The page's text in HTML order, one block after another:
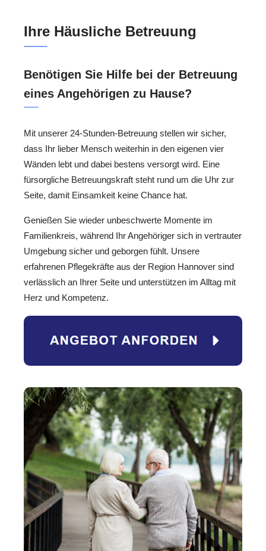
Ihre Häusliche Betreuung
Benötigen Sie Hilfe bei der Betreuung
eines Angehörigen zu Hause?
Mit unserer 24-Stunden-Betreuung stellen wir sicher,
dass Ihr lieber Mensch weiterhin in den eigenen vier
Wänden lebt und dabei bestens versorgt wird. Eine
fürsorgliche Betreuungskraft steht rund um die Uhr zur
Seite, damit Einsamkeit keine Chance hat.
Genießen Sie wieder unbeschwerte Momente im
Familienkreis, während Ihr Angehöriger sich in vertrauter
Umgebung sicher und geborgen fühlt. Unsere
erfahrenen Pflegekräfte aus der Region Hannover sind
verlässlich an Ihrer Seite und unterstützen im Alltag mit
Herz und Kompetenz.